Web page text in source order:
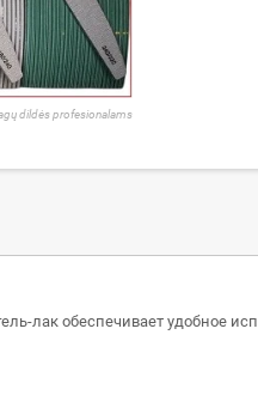
dildės profesionalams
лак обеспечивает удобное